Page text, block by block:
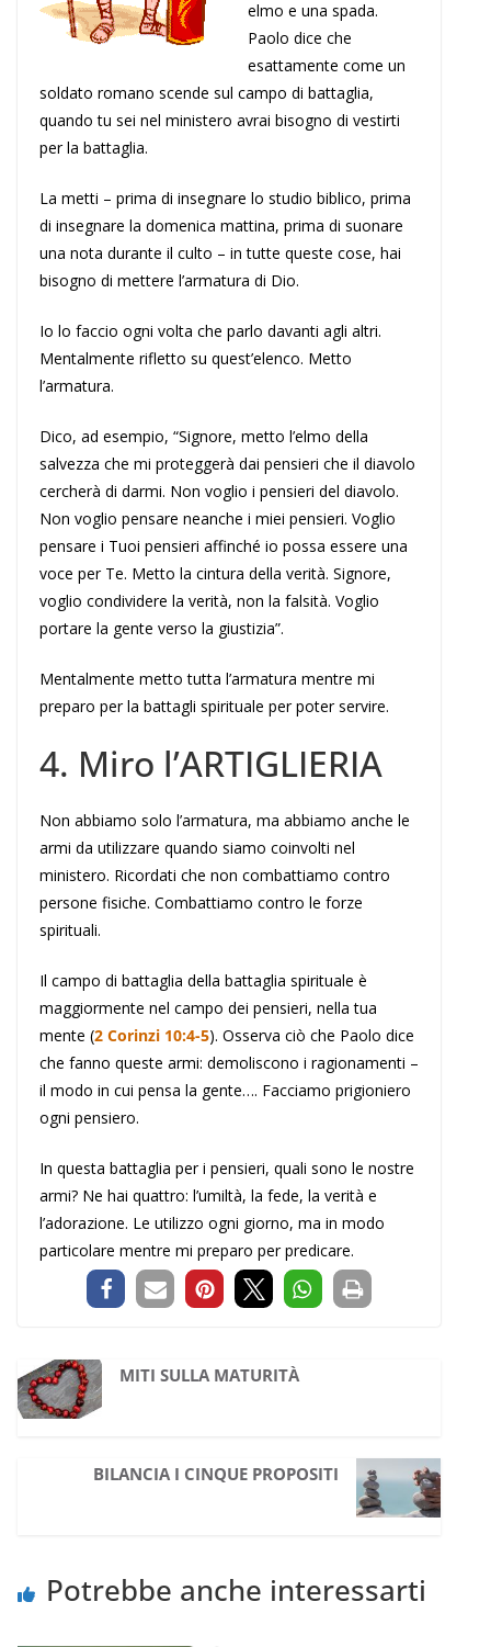
elmo e una spada.
Paolo dice che
esattamente come un
soldato romano scende sul campo di battaglia,
quando tu sei nel ministero avrai bisogno di vestirti
per la battaglia.
La metti – prima di insegnare lo studio biblico, prima
di insegnare la domenica mattina, prima di suonare
una nota durante il culto – in tutte queste cose, hai
bisogno di mettere l’armatura di Dio.
Io lo faccio ogni volta che parlo davanti agli altri.
Mentalmente rifletto su quest’elenco. Metto
l’armatura.
Dico, ad esempio, “Signore, metto l’elmo della
salvezza che mi proteggerà dai pensieri che il diavolo
cercherà di darmi. Non voglio i pensieri del diavolo.
Non voglio pensare neanche i miei pensieri. Voglio
pensare i Tuoi pensieri affinché io possa essere una
voce per Te. Metto la cintura della verità. Signore,
voglio condividere la verità, non la falsità. Voglio
portare la gente verso la giustizia”.
Mentalmente metto tutta l’armatura mentre mi
preparo per la battagli spirituale per poter servire.
4. Miro l’ARTIGLIERIA
Non abbiamo solo l’armatura, ma abbiamo anche le
armi da utilizzare quando siamo coinvolti nel
ministero. Ricordati che non combattiamo contro
persone fisiche. Combattiamo contro le forze
spirituali.
Il campo di battaglia della battaglia spirituale è
maggiormente nel campo dei pensieri, nella tua
mente (2 Corinzi 10:4-5). Osserva ciò che Paolo dice
che fanno queste armi: demoliscono i ragionamenti –
il modo in cui pensa la gente…. Facciamo prigioniero
ogni pensiero.
In questa battaglia per i pensieri, quali sono le nostre
armi? Ne hai quattro: l’umiltà, la fede, la verità e
l’adorazione. Le utilizzo ogni giorno, ma in modo
particolare mentre mi preparo per predicare.
MITI SULLA MATURITÀ
BILANCIA I CINQUE PROPOSITI
Potrebbe anche interessarti